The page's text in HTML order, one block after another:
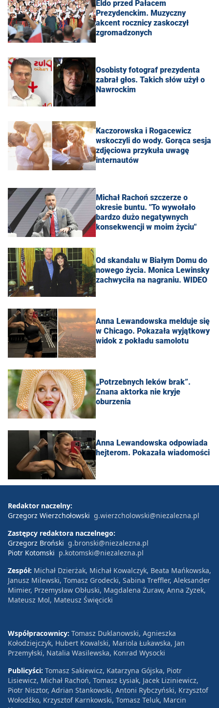
Eldo przed Pałacem
Prezydenckim. Muzyczny
akcent rocznicy zaskoczył
zgromadzonych
Osobisty fotograf prezydenta
zabrał głos. Takich słów użył o
Nawrockim
Kaczorowska i Rogacewicz
wskoczyli do wody. Gorąca sesja
zdjęciowa przykuła uwagę
internautów
Michał Rachoń szczerze o
okresie buntu. "To wywołało
bardzo dużo negatywnych
konsekwencji w moim życiu"
Od skandalu w Białym Domu do
nowego życia. Monica Lewinsky
zachwyciła na nagraniu. WIDEO
Anna Lewandowska melduje się
w Chicago. Pokazała wyjątkowy
widok z pokładu samolotu
„Potrzebnych leków brak”.
Znana aktorka nie kryje
oburzenia
Anna Lewandowska odpowiada
hejterom. Pokazała wiadomości
Redaktor naczelny:
Grzegorz Wierzchołowski g.wierzcholowski@niezalezna.pl
Zastępcy redaktora naczelnego:
Grzegorz Broński g.bronski@niezalezna.pl
Piotr Kotomski p.kotomski@niezalezna.pl
Zespół: Michał Dzierżak, Michał Kowalczyk, Beata Mańkowska,
Janusz Milewski, Tomasz Grodecki, Sabina Treffler, Aleksander
Mimier, Przemysław Obłuski, Magdalena Żuraw, Anna Zyzek,
Mateusz Mol, Mateusz Święcicki
Współpracownicy: Tomasz Duklanowski, Agnieszka
Kołodziejczyk, Hubert Kowalski, Mariola Łukawska, Jan
Przemyłski, Natalia Wasilewska, Konrad Wysocki
Publicyści: Tomasz Sakiewicz, Katarzyna Gójska, Piotr
Lisiewicz, Michał Rachoń, Tomasz Łysiak, Jacek Liziniewicz,
Piotr Nisztor, Adrian Stankowski, Antoni Rybczyński, Krzysztof
Wołodźko, Krzysztof Karnkowski, Tomasz Teluk, Marcin